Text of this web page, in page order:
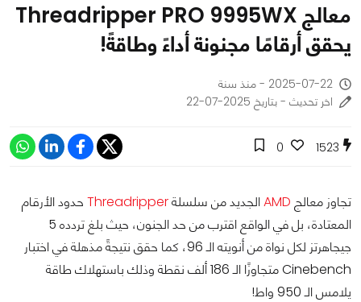
معالج Threadripper PRO 9995WX
يحقق أرقامًا مجنونة أداءً وطاقةً!
2025-07-22 - منذ سنة
اخر تحديث - بتاريخ 2025-07-22
1523
0
تجاوز معالج AMDالجديد من سلسلةThreadripper حدود الأرقام
المعتادة، بل في الواقع اقترب من حد الجنون، حيث بلغ تردده 5
جيجاهرتز لكل نواة من أنويته الـ 96، كما حقق نتيجةً مذهلة في اختبار
Cinebench متجاوزًا الـ 186 ألف نقطة وذلك باستهلاك طاقة
يلامس الـ 950 واط!